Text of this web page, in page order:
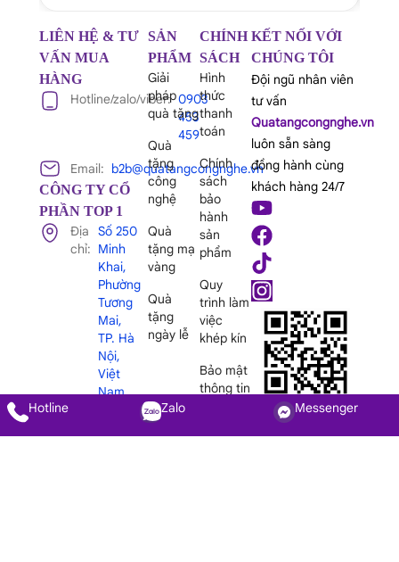
LIÊN HỆ & TƯ
VẤN MUA
HÀNG
Hotline/zalo/viber: 0903
453
459
Email: b2b@quatangcongnghe.vn
CÔNG TY CỔ
PHẦN TOP 1
Địa
chỉ:
Số 250
Minh
Khai,
Phường
Tương
Mai,
TP. Hà
Nội,
Việt
Nam
số
0106936624
SẢN
PHẨM
Giải
pháp
quà tặng
Quà
tặng
công
nghệ
Quà
tặng mạ
vàng
Quà
tặng
ngày lễ
CHÍNH
SÁCH
Hình
thức
thanh
toán
Chính
sách
bảo
hành
sản
phẩm
Quy
trình làm
việc
khép kín
Bảo mật
thông tin
KẾT NỐI VỚI
CHÚNG TÔI
Đội ngũ nhân viên
tư vấn
Quatangcongnghe.vn
luôn sẵn sàng
đồng hành cùng
khách hàng 24/7
Hãy liên hệ với
chúng tôi
Hotline Zalo Messenger